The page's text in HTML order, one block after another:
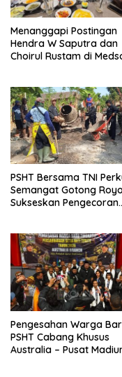
Menanggapi Postingan
Hendra W Saputra dan
Choirul Rustam di
PSHT Bersama TNI
Semangat Gotong
Sukseskan Pengecoran
Pengesahan Warga
PSHT Cabang Khusus
Australia – Pusat